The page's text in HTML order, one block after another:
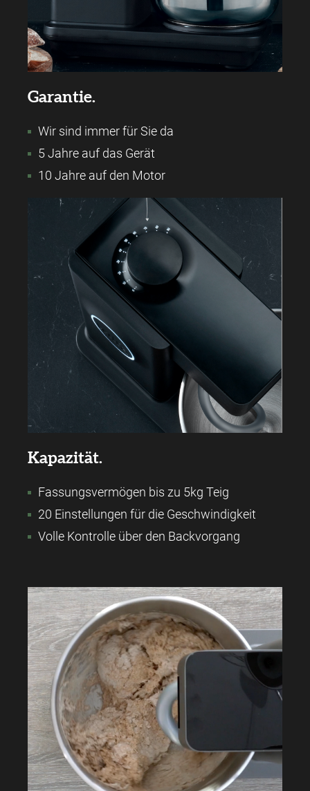
Garantie.
Wir sind immer für Sie da
5 Jahre auf das Gerät
10 Jahre auf den Motor
Kapazität.
Fassungsvermögen bis zu 5kg Teig
20 Einstellungen für die Geschwindigkeit
Volle Kontrolle über den Backvorgang